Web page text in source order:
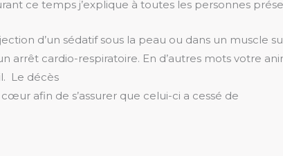
ce temps j’explique à toutes les personnes
d’un sédatif sous la peau ou dans un muscle
arrêt cardio-respiratoire. En d’autres mots votre
Le décès
afin de s’assurer que celui-ci a cessé de